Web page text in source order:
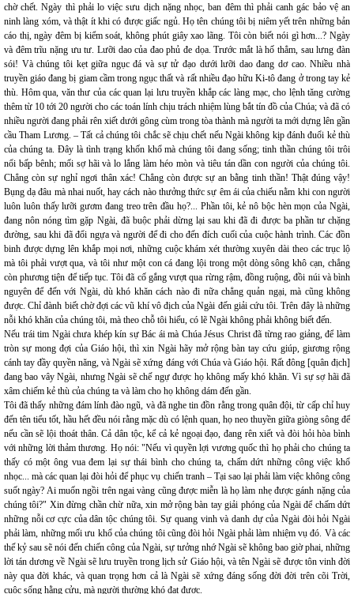
chờ chết. Ngày thì phải lo việc sưu dịch nặng nhọc, ban đêm thì phải canh gác bảo vệ an
ninh làng xóm, và thật ít khi có được giấc ngủ. Họ tên chúng tôi bị niêm yết trên những bản
cáo thị, ngày đêm bị kiểm soát, không phút giây xao lãng. Tôi còn biết nói gì hơn...? Ngày
và đêm trĩu nặng ưu tư. Lưỡi dao của đao phủ đe dọa. Trước mắt là hố thẳm, sau lưng đàn
sói! Và chúng tôi kẹt giữa ngục đá và sự tử đạo dưới lưỡi dao đang dơ cao. Nhiều nhà
truyền giáo đang bị giam cầm trong ngục thất và rất nhiều đạo hữu Ki-tô đang ở trong tay kẻ
thù. Hôm qua, văn thư của các quan lại lưu truyền khắp các làng mạc, cho lệnh tăng cường
thêm từ 10 tới 20 người cho các toán lính chịu trách nhiệm lùng bắt tín đồ của Chúa; và đã có
nhiều người đang phải rên xiết dưới gông cùm trong tòa thành mà người ta mới dựng lên gần
cầu Tham Lương. – Tất cả chúng tôi chắc sẽ chịu chết nếu Ngài không kịp đánh đuổi kẻ thù
của chúng ta. Đây là tình trạng khốn khổ mà chúng tôi đang sống; tinh thần chúng tôi trôi
nổi bấp bênh; mối sợ hãi và lo lắng làm héo mòn và tiêu tán dần con người của chúng tôi.
Chẳng còn sự nghỉ ngơi thân xác! Chẳng còn được sự an bằng tinh thần! Thật đúng vậy!
Bụng dạ đâu mà nhai nuốt, hay cách nào thưởng thức sự êm ái của chiếu nằm khi con người
luôn luôn thấy lưỡi gươm đang treo trên đầu họ?... Phần tôi, kẻ nô bộc hèn mọn của Ngài,
đang nôn nóng tìm gặp Ngài, đã buộc phải dừng lại sau khi đã đi được ba phần tư chặng
đường, sau khi đã đổi ngựa và người để đi cho đến đích cuối của cuộc hành trình. Các đồn
binh được dựng lên khắp mọi nơi, những cuộc khám xét thường xuyên dài theo các trục lộ
mà tôi phải vượt qua, và tôi như một con cá đang lội trong một dòng sông khô cạn, chẳng
còn phương tiện để tiếp tục. Tôi đã cố gắng vượt qua rừng rậm, đồng ruộng, đồi núi và bình
nguyên để đến với Ngài, dù khó khăn cách nào đi nữa chẳng quản ngại, mà cũng không
được. Chỉ đành biết chờ đợi các vũ khí vô địch của Ngài đến giải cứu tôi. Trên đây là những
nỗi khó khăn của chúng tôi, mà theo chỗ tôi hiểu, có lẽ Ngài không phải không biết đến.
Nếu trái tim Ngài chưa khép kín sự Bác ái mà Chúa Jésus Christ đã từng rao giảng, để làm
tròn sự mong đợi của Giáo hội, thì xin Ngài hãy mở rộng bàn tay cứu giúp, giương rộng
cánh tay đầy quyền năng, và Ngài sẽ xứng đáng với Chúa và Giáo hội. Rất đông [quân địch]
đang bao vây Ngài, nhưng Ngài sẽ chế ngự được họ không mấy khó khăn. Vì sự sợ hãi đã
xâm chiếm kẻ thù của chúng ta và làm cho họ không dám đến gần.
Tôi đã thấy những đám lính đào ngũ, và đã nghe tin đồn rằng trong quân đội, từ cấp chỉ huy
đến tên tiểu tốt, hầu hết đều nói rằng mặc dù có lệnh quan, họ neo thuyền giữa giòng sông để
nếu cần sẽ lội thoát thân. Cả dân tộc, kể cả kẻ ngoại đạo, đang rên xiết và đòi hỏi hòa bình
với những lời thảm thương. Họ nói: "Nếu vì quyền lợi vương quốc thì họ phải cho chúng ta
thấy có một ông vua đem lại sự thái bình cho chúng ta, chấm dứt những công việc khổ
nhọc... mà các quan lại đòi hỏi để phục vụ chiến tranh – Tại sao lại phải làm việc không công
suốt ngày? Ai muốn ngồi trên ngai vàng cũng được miễn là họ làm nhẹ được gánh nặng của
chúng tôi?" Xin đừng chần chừ nữa, xin mở rộng bàn tay giải phóng của Ngài để chấm dứt
những nỗi cơ cực của dân tộc chúng tôi. Sự quang vinh và danh dự của Ngài đòi hỏi Ngài
phải làm, những mối ưu khổ của chúng tôi cũng đòi hỏi Ngài phải làm nhiệm vụ đó. Và các
thế kỷ sau sẽ nói đến chiến công của Ngài, sự tưởng nhớ Ngài sẽ không bao giờ phai, những
lời tán dương về Ngài sẽ lưu truyền trong lịch sử Giáo hội, và tên Ngài sẽ được tôn vinh đời
này qua đời khác, và quan trọng hơn cả là Ngài sẽ xứng đáng sống đời đời trên cõi Trời,
cuộc sống hằng cửu, mà người thường khó đạt được.